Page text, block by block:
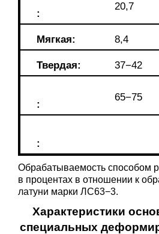
:
20,7
Мягкая: 8,4
Твердая: 37−42
:
65−75
:
Обрабатываемость способом
в процентах в отношении к
латуни марки ЛС63−3.
Характеристики
специальных